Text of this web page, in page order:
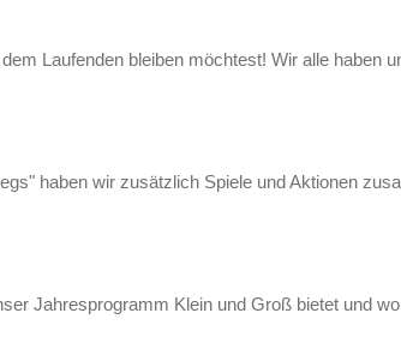
Laufenden bleiben möchtest! Wir alle haben
haben wir zusätzlich Spiele und Aktionen
Jahresprogramm Klein und Groß bietet und